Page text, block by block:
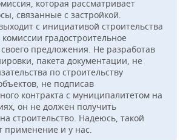
которая рассматривает
связанные с застройкой.
с инициативой строительства
градостроительное
предложения. Не разработав
пакета документации, не
по строительству
не подписав
контракта с муниципалитетом на
он не должен получить
строительство. Надеюсь, такой
применение и у нас.